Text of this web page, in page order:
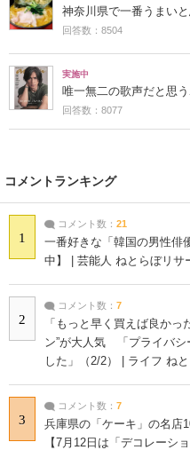
神奈川県で一番うまい
回答数：8504
実施中
唯一無二の歌声だと思
回答数：8077
コメントランキング
1
コメント数： 21
一番好きな「韓国の男性俳
中】 | 芸能人 ねとらぼリサ
2
コメント数： 7
「もっと早く買えば良か
ン”が大人気 「プライバシ
した」（2/2） | ライフ ね
3
コメント数： 7
兵庫県の「ケーキ」の名
【7月12日は「デコレーシ